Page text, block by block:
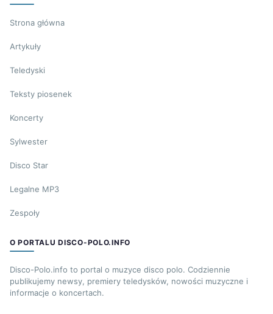
Strona główna
Artykuły
Teledyski
Teksty piosenek
Koncerty
Sylwester
Disco Star
Legalne MP3
Zespoły
O PORTALU DISCO-POLO.INFO
Disco-Polo.info to portal o muzyce disco polo. Codziennie
publikujemy newsy, premiery teledysków, nowości muzyczne i
informacje o koncertach.